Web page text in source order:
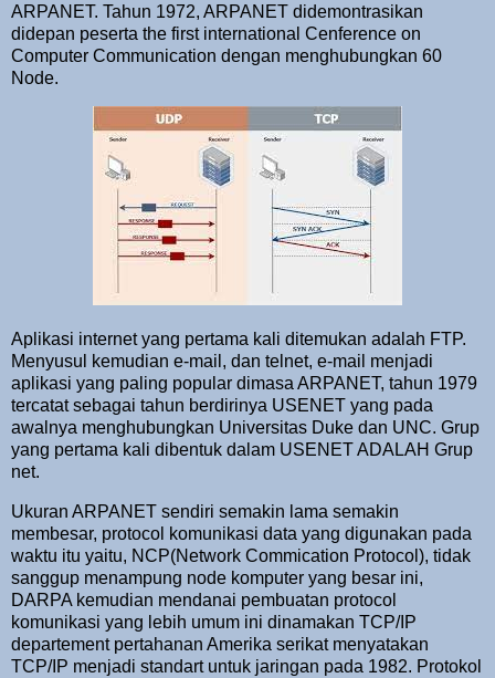
ARPANET. Tahun 1972, ARPANET didemontrasikan
didepan peserta the first international Cenference on
Computer Communication dengan menghubungkan 60
Node.
Aplikasi internet yang pertama kali ditemukan adalah FTP.
Menyusul kemudian e-mail, dan telnet, e-mail menjadi
aplikasi yang paling popular dimasa ARPANET, tahun 1979
tercatat sebagai tahun berdirinya USENET yang pada
awalnya menghubungkan Universitas Duke dan UNC. Grup
yang pertama kali dibentuk dalam USENET ADALAH Grup
net.
Ukuran ARPANET sendiri semakin lama semakin
membesar, protocol komunikasi data yang digunakan pada
waktu itu yaitu, NCP(Network Commication Protocol), tidak
sanggup menampung node komputer yang besar ini,
DARPA kemudian mendanai pembuatan protocol
komunikasi yang lebih umum ini dinamakan TCP/IP
departement pertahanan Amerika serikat menyatakan
TCP/IP menjadi standart untuk jaringan pada 1982. Protokol